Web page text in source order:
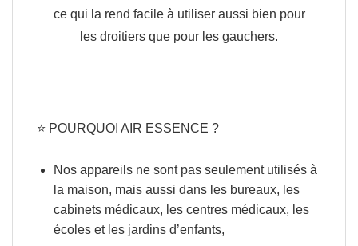
ce qui la rend facile à utiliser aussi bien pour
les droitiers que pour les gauchers.
⭐️ POURQUOI AIR ESSENCE ?
Nos appareils ne sont pas seulement utilisés à
la maison, mais aussi dans les bureaux, les
cabinets médicaux, les centres médicaux, les
écoles et les jardins d’enfants,